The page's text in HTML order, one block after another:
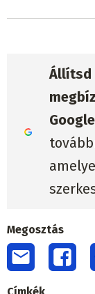
Állítsd
Megosztás